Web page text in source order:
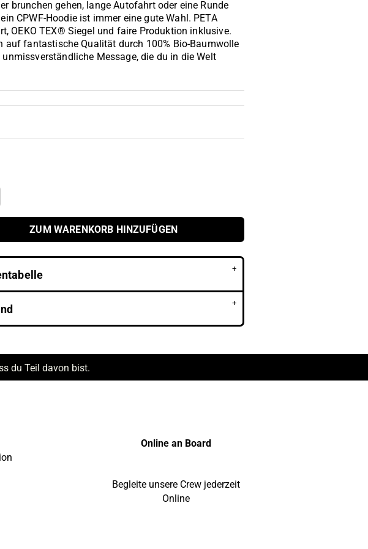
brunchen gehen, lange Autofahrt oder eine Runde
CPWF-Hoodie ist immer eine gute Wahl. PETA
OEKO TEX® Siegel und faire Produktion inklusive.
auf fantastische Qualität durch 100% Bio-Baumwolle
unmissverständliche Message, die du in die Welt
ZUM WARENKORB HINZUFÜGEN
du Teil davon bist.
Online an Board
Begleite unsere Crew jederzeit
Online